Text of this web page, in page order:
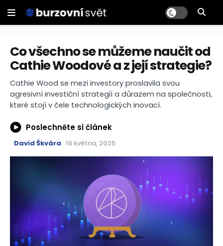
Co všechno se můžeme naučit od
Cathie Woodové a z její strategie?
Cathie Wood se mezi investory proslavila svou
agresivní investiční strategií a důrazem na společnosti,
které stojí v čele technologických inovací.
Poslechněte si článek
David Škvára 16 května, 2025